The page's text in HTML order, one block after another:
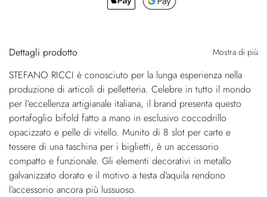
Dettagli prodotto Mostra di più
STEFANO RICCI è conosciuto per la lunga esperienza nella
produzione di articoli di pelletteria. Celebre in tutto il mondo
per l'eccellenza artigianale italiana, il brand presenta questo
portafoglio bifold fatto a mano in esclusivo coccodrillo
opacizzato e pelle di vitello. Munito di 8 slot per carte e
tessere di una taschina per i biglietti, è un accessorio
compatto e funzionale. Gli elementi decorativi in metallo
galvanizzato dorato e il motivo a testa d'aquila rendono
l’accessorio ancora più lussuoso.